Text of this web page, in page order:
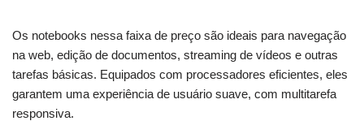
Os notebooks nessa faixa de preço são ideais para navegação
na web, edição de documentos, streaming de vídeos e outras
tarefas básicas. Equipados com processadores eficientes, eles
garantem uma experiência de usuário suave, com multitarefa
responsiva.